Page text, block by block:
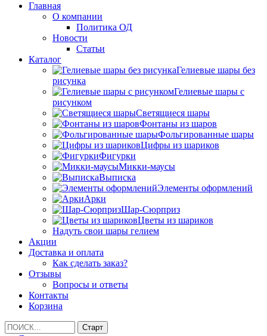
Главная
О компании
Политика ОД
Новости
Статьи
Каталог
Гелиевые шары без
рисунка
Гелиевые шары с
рисунком
Светящиеся шары
Фонтаны из шаров
Фольгированные шары
Цифры из шариков
Фигурки
Микки-маусы
Выписка
Элементы оформлений
Арки
Шар-Сюрприз
Цветы из шариков
Надуть свои шары гелием
Акции
Доставка и оплата
Как сделать заказ?
Отзывы
Вопросы и ответы
Контакты
Корзина